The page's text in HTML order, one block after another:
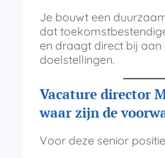
Je bouwt een
dat
en draagt direct bij
doelstellingen.
Vacature director
waar zijn de
Voor deze senior